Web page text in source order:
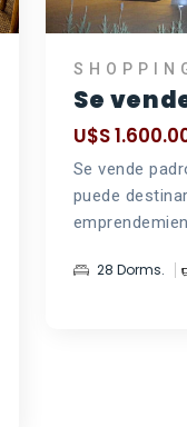
Se
U$S
Se vende
puede
28 Dorms.